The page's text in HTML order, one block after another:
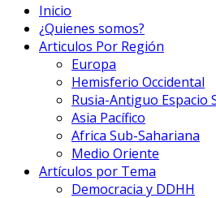
Inicio
¿Quienes somos?
Articulos Por Región
Europa
Hemisferio Occidental
Rusia-Antiguo Espacio
Asia Pacífico
Africa Sub-Sahariana
Medio Oriente
Artículos por Tema
Democracia y DDHH